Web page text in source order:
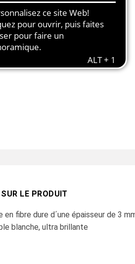
LE PRODUIT
en fibre dure d´une épaisseur de 3
blanche, ultra brillante